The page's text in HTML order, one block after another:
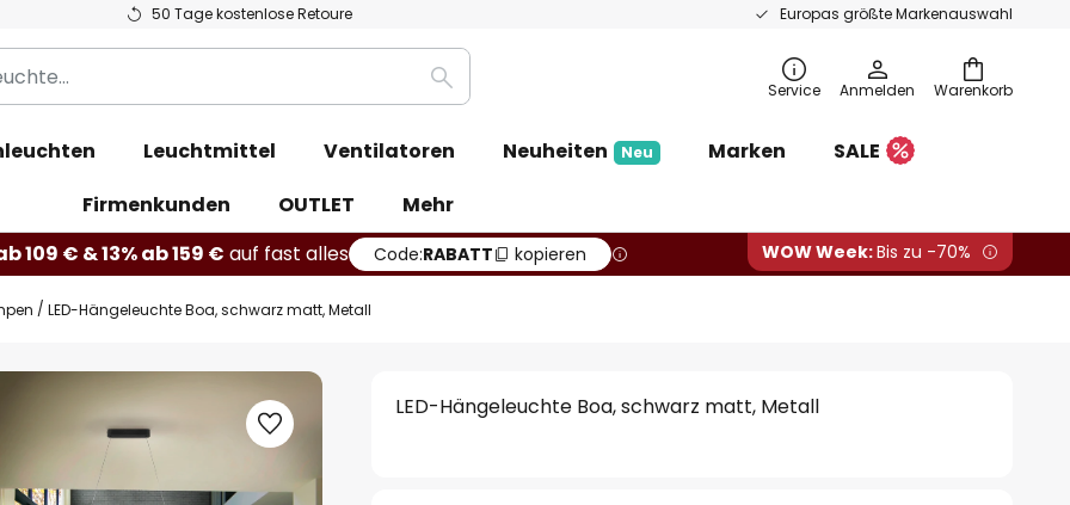
50 Tage kostenlose Retoure Europas größte Markenauswahl
Warenkorb
Suche Service Anmelden
Leuchtmittel Ventilatoren Neuheiten Neu Marken
SALE
Firmenkunden
OUTLET
Mehr
109 € & 13% ab 159 € auf fast alles Code:RABATT kopieren WOW Week:Bis zu -70%
LED-Hängeleuchte Boa, schwarz matt, Metall
LED-Hängeleuchte Boa, schwarz matt, Metall